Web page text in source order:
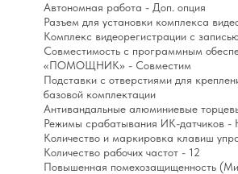
Автономная работа - Доп. опция
Разъем для установки комплекса
Комплекс видеорегистрации с
Совместимость с программным
«ПОМОЩНИК» - Совместим
Подставки с отверстиями для
базовой комплектации
Антивандальные алюминиевые
Режимы срабатывания ИК-датчиков -
Количество и маркировка клавиш
Количество рабочих частот - 12
Повышенная помехозащищенность